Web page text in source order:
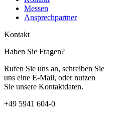
Messen
Ansprechpartner
Kontakt
Haben Sie Fragen?
Rufen Sie uns an, schreiben Sie
uns eine E-Mail, oder nutzen
Sie unsere Kontaktdaten.
+49 5941 604-0